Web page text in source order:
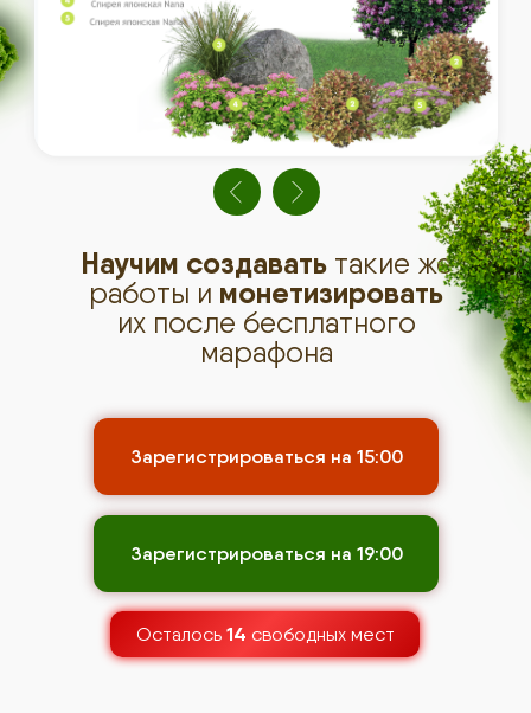
Научим создаватьтакие же
работы и монетизировать
их после бесплатного
марафона
Зарегистрироваться на 15:00
Зарегистрироваться на 19:00
Осталось14 свободных мест